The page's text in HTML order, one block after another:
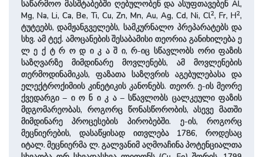
საწარმოო მასშტაბებში ღებულობენ და ასუფთავებენ Al,
Mg, Na, Li, Ca, Be, Ti, Cu, Zn, Mn, Au, Ag, Cd, Ni, Cl2, Fr, H2,
ტუტეებს, დამჟანგველებს, სამკურნალო პრეპარატებს და
სხვ. ამ ტექ. ამოცანების შესაბამისი თეორია განიხილება ე
ლ ე ქ ტ რ ო დ ი კ ა შ ი, რ-იც სწავლობს ორი ფაზის
საზღვარზე მიმდინარე მოვლენებს, ამ მოვლენების
თერმოდინამიკას, ფაზათა საზღვრის აგებულებასა და
ელექტროქიმიის კინეტიკის კანონებს. თეორ. ე-ის მეორე
ქვედარგი – ი ო ნ ი კ ა – სწავლობს ცალკეული ფაზის
მდგომარეობას, როგორც წონასწორობის, ასევე მათში
მიმდინარე პროცესების პირობებში. ე-ის, როგორც
მეცნიერების, დასაწყისად ითვლება 1786, როდესაც
იტალ. მეცნიერმა ლ. გალვანიმ აღმოაჩინა პოტენციალთა